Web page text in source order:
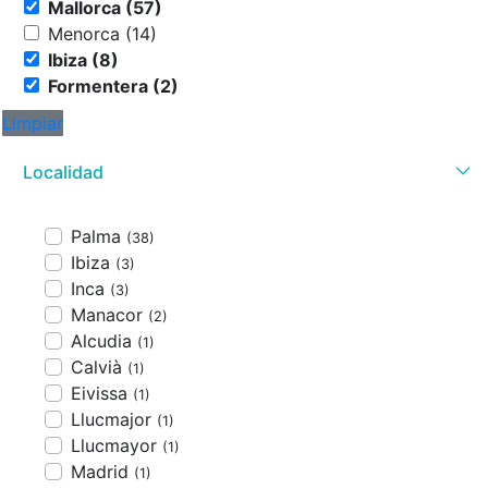
Mallorca (57)
Menorca (14)
Ibiza (8)
Formentera (2)
Limpiar
Localidad
Palma (38)
Ibiza (3)
Inca (3)
Manacor (2)
Alcudia (1)
Calvià (1)
Eivissa (1)
Llucmajor (1)
Llucmayor (1)
Madrid (1)